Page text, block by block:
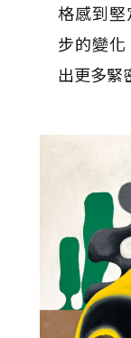
格感到
步的變
出更多緊